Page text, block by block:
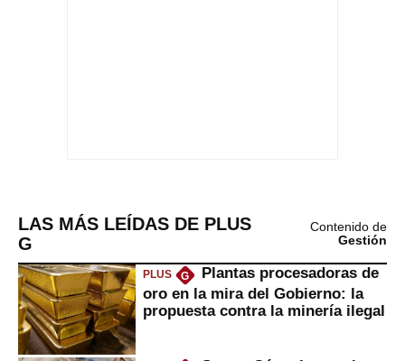
LAS MÁS LEÍDAS DE PLUS
G
Contenido de
Gestión
PLUS G
Plantas procesadoras de
oro en la mira del Gobierno: la
propuesta contra la minería ilegal